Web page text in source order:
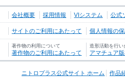
会社概要 採用情報 VIシステム 公式
サイトのご利用にあたって 個人情報の
著作物の利用について
著作物のご利用にあたって
造形活動を行い
アマチュア
ニトロプラス公式サイト ホーム 作品